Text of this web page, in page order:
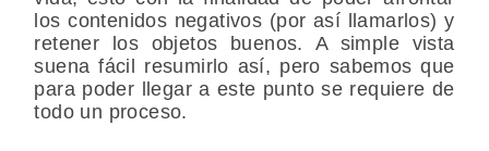
los contenidos negativos (por así llamarlos) y
retener los objetos buenos. A simple vista
suena fácil resumirlo así, pero sabemos que
para poder llegar a este punto se requiere de
todo un proceso.